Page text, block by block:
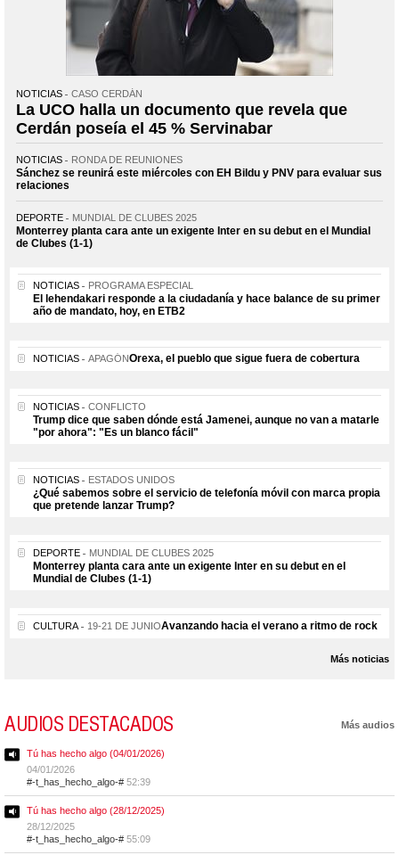
NOTICIAS CASO CERDÁN
La UCO halla un documento que revela que
Cerdán poseía el 45 % Servinabar
NOTICIAS RONDA DE REUNIONES
Sánchez se reunirá este miércoles con EH Bildu y PNV para evaluar sus
relaciones
DEPORTE MUNDIAL DE CLUBES 2025
Monterrey planta cara ante un exigente Inter en su debut en el Mundial
de Clubes (1-1)
NOTICIAS PROGRAMA ESPECIAL
El lehendakari responde a la ciudadanía y hace balance de su primer
año de mandato, hoy, en ETB2
NOTICIAS APAGÓNOrexa, el pueblo que sigue fuera de cobertura
NOTICIAS CONFLICTO
Trump dice que saben dónde está Jamenei, aunque no van a matarle
"por ahora": "Es un blanco fácil"
NOTICIAS ESTADOS UNIDOS
¿Qué sabemos sobre el servicio de telefonía móvil con marca propia
que pretende lanzar Trump?
DEPORTE MUNDIAL DE CLUBES 2025
Monterrey planta cara ante un exigente Inter en su debut en el
Mundial de Clubes (1-1)
CULTURA 19-21 DE JUNIOAvanzando hacia el verano a ritmo de rock
Más noticias
AUDIOS DESTACADOS Más audios
Tú has hecho algo (04/01/2026)
04/01/2026
#-t_has_hecho_algo-# 52:39
Tú has hecho algo (28/12/2025)
28/12/2025
#-t_has_hecho_algo-# 55:09